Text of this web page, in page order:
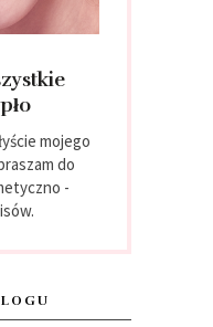
mojego
do
-